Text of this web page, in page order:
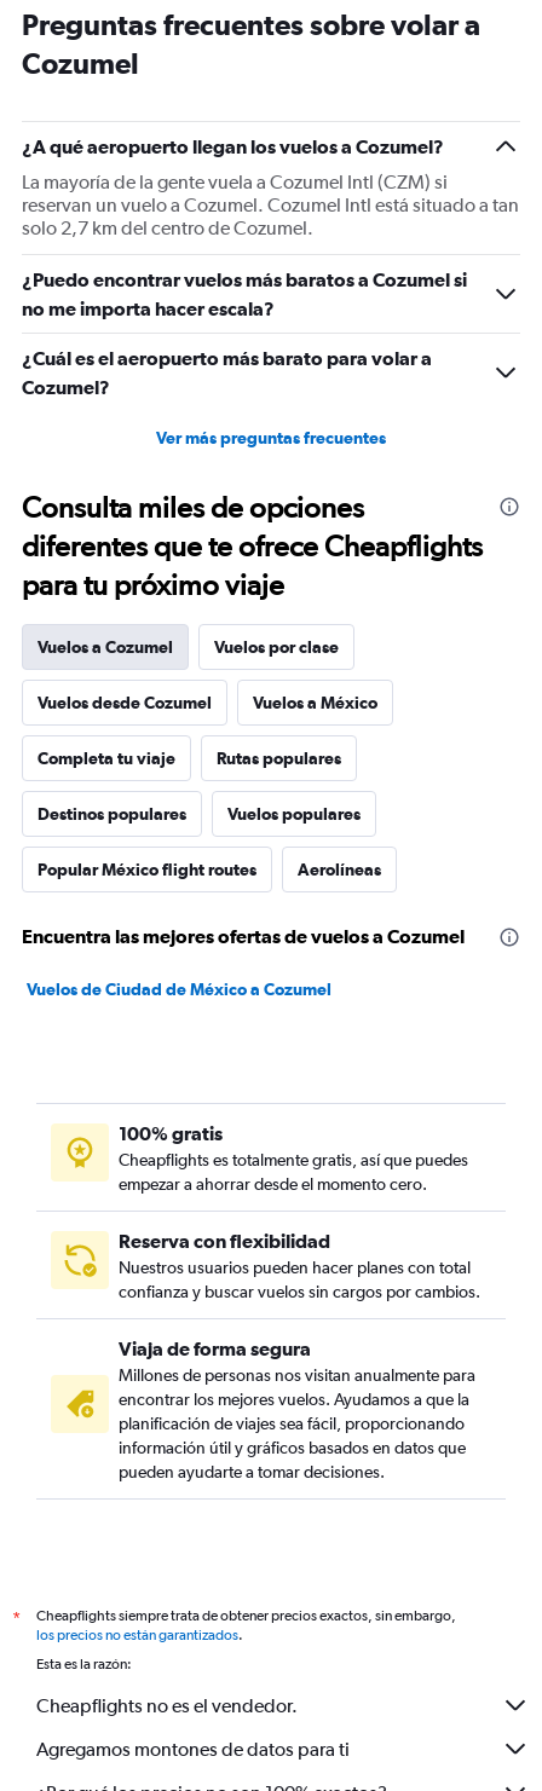
categories.
chart
1
Y
displaying
values.
Range:
0
to
1500.
Preguntas frecuentes sobre volar a
Cozumel
¿A qué aeropuerto llegan los vuelos a Cozumel?
La mayoría de la gente vuela a Cozumel Intl (CZM) si
reservan un vuelo a Cozumel. Cozumel Intl está situado a tan
solo 2,7 km del centro de Cozumel.
¿Puedo encontrar vuelos más baratos a Cozumel si
no me importa hacer escala?
¿Cuál es el aeropuerto más barato para volar a
Cozumel?
Ver más preguntas frecuentes
Consulta miles de opciones
diferentes que te ofrece Cheapflights
para tu próximo viaje
Vuelos a Cozumel Vuelos por clase
Vuelos desde Cozumel Vuelos a México
Completa tu viaje Rutas populares
Destinos populares Vuelos populares
Popular México flight routes Aerolíneas
Encuentra las mejores ofertas de vuelos a Cozumel
Vuelos de Ciudad de México a Cozumel
100% gratis
Cheapflights es totalmente gratis, así que puedes
empezar a ahorrar desde el momento cero.
Reserva con flexibilidad
Nuestros usuarios pueden hacer planes con total
confianza y buscar vuelos sin cargos por cambios.
Viaja de forma segura
Millones de personas nos visitan anualmente para
encontrar los mejores vuelos. Ayudamos a que la
planificación de viajes sea fácil, proporcionando
información útil y gráficos basados en datos que
pueden ayudarte a tomar decisiones.
*
Cheapflights siempre trata de obtener precios exactos, sin embargo,
los precios no están garantizados.
Esta es la razón:
Cheapflights no es el vendedor.
Agregamos montones de datos para ti